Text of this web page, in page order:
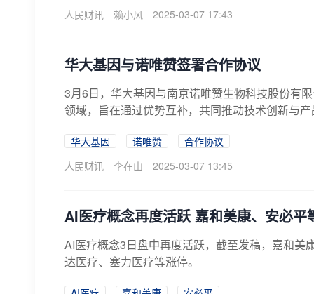
人民财讯
赖小风 2025-03-07 17:43
华大基因与诺唯赞签署合作协议
3月6日，华大基因与南京诺唯赞生物科技股份有
领域，旨在通过优势互补，共同推动技术创新与
华大基因 诺唯赞
合作协议
人民财讯
李在山 2025-03-07 13:45
AI医疗概念再度活跃 嘉和美康、安必平
AI医疗概念3日盘中再度活跃，截至发稿，嘉和美
达医疗、塞力医疗等涨停。